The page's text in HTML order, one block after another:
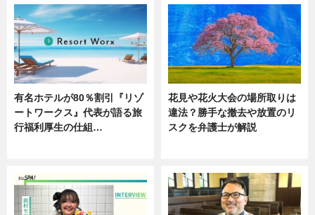
有名ホテルが80％割引『リゾ
ートワークス』代表が語る旅
行福利厚生の仕組…
花見や花火大会の場所取りは
違法？勝手な撤去や放置のリ
スクを弁護士が解説